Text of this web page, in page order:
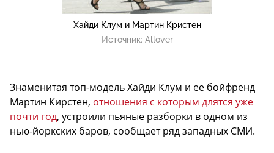
Хайди Клум и Мартин Кристен
Источник: Allover
Знаменитая топ-модель Хайди Клум и ее бойфренд
Мартин Кирстен, отношения с которым длятся уже
почти год, устроили пьяные разборки в одном из
нью-йоркских баров, сообщает ряд западных СМИ.